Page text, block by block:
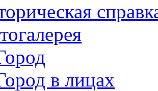
в лицах